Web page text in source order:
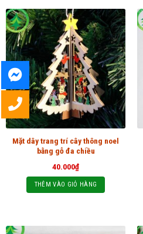
Mặt dây trang trí cây thông noel
bằng gỗ đa chiều
40.000₫
THÊM VÀO GIỎ HÀNG